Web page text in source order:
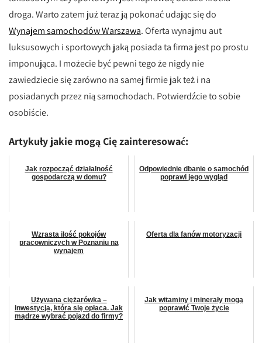
droga. Warto zatem już teraz ją pokonać udając się do
Wynajem samochodów Warszawa. Oferta wynajmu aut
luksusowych i sportowych jaką posiada ta firma jest po prostu
imponująca. I możecie być pewni tego że nigdy nie
zawiedziecie się zarówno na samej firmie jak też i na
posiadanych przez nią samochodach. Potwierdźcie to sobie
osobiście.
Artykuły jakie mogą Cię zainteresować:
Jak rozpocząć działalność
gospodarczą w domu?
Odpowiednie dbanie o samochód
poprawi jego wygląd
Wzrasta ilość pokojów
pracowniczych w Poznaniu na
wynajem
Oferta dla fanów motoryzacji
Używana ciężarówka –
inwestycja, która się opłaca. Jak
mądrze wybrać pojazd do firmy?
Jak witaminy i minerały mogą
poprawić Twoje życie